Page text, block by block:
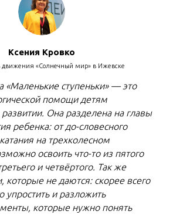
Ксения Кровко
движения «Солнечный мир» в Ижевске
«Маленькие ступеньки» — это
помощи детям
Она разделена на главы
ребенка: от до-словесного
на трехколесном
освоить что-то из пятого
и четвёртого. Так же
которые не даются: скорее всего
упростить и разложить
которые нужно понять